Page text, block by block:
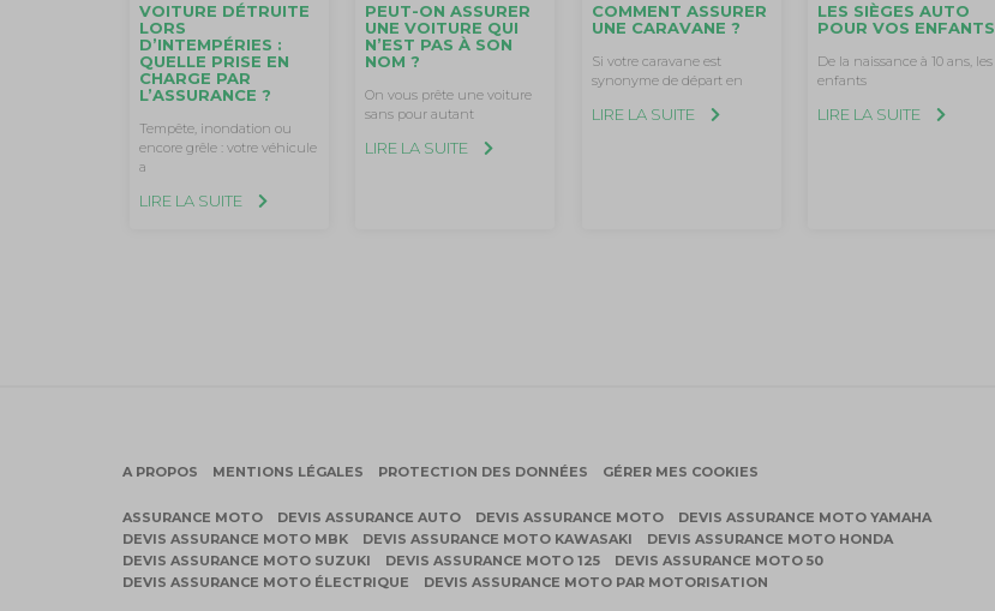
VOITURE DÉTRUITE
LORS
D’INTEMPÉRIES :
QUELLE PRISE EN
CHARGE PAR
L’ASSURANCE ?
Tempête, inondation ou
encore grêle : votre véhicule
a
LIRE LA SUITE
PEUT-ON ASSURER
UNE VOITURE QUI
N’EST PAS À SON
NOM ?
On vous prête une voiture
sans pour autant
LIRE LA SUITE
COMMENT ASSURER
UNE CARAVANE ?
Si votre caravane est
synonyme de départ en
LIRE LA SUITE
LES SIÈGES AUTO
POUR VOS ENFANTS
De la naissance à 10 ans, les
enfants
LIRE LA SUITE
A PROPOS MENTIONS LÉGALES PROTECTION DES DONNÉES GÉRER MES COOKIES
ASSURANCE MOTO DEVIS ASSURANCE AUTO DEVIS ASSURANCE MOTO
DEVIS ASSURANCE MOTO YAMAHA
DEVIS ASSURANCE MOTO MBK
DEVIS ASSURANCE MOTO KAWASAKI
DEVIS ASSURANCE MOTO HONDA
DEVIS ASSURANCE MOTO SUZUKI
DEVIS ASSURANCE MOTO 125
DEVIS ASSURANCE MOTO 50
DEVIS ASSURANCE MOTO ÉLECTRIQUE
DEVIS ASSURANCE MOTO PAR MOTORISATION